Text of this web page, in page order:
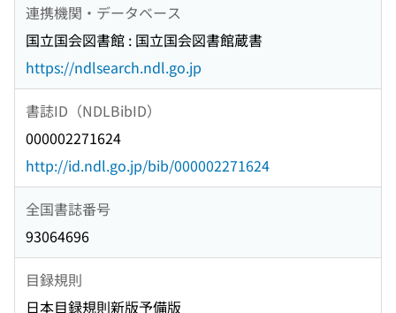
連携機関・データベース
国立国会図書館 : 国立国会図書館蔵書
https://ndlsearch.ndl.go.jp
書誌ID（NDLBibID）
000002271624
http://id.ndl.go.jp/bib/000002271624
全国書誌番号
93064696
目録規則
日本目録規則新版予備版